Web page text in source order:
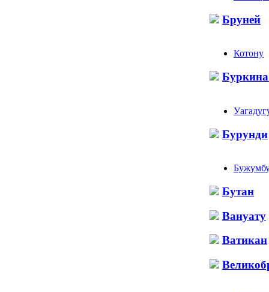
Бруней
Котону
Бурунди
Бутан
Вануату
Ватикан